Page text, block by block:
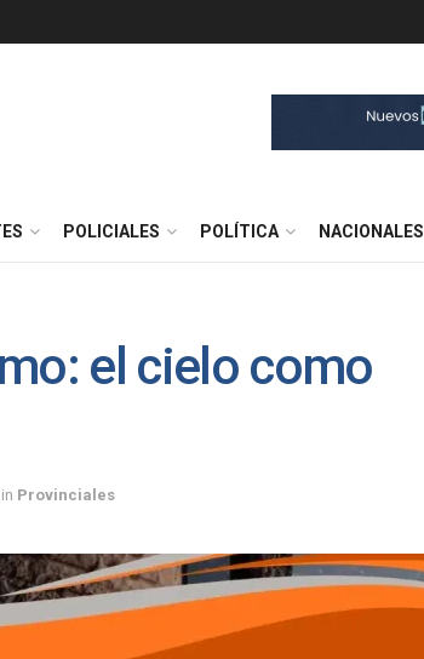
POLICIALES POLÍTICA NACIONALES
el cielo como
in Provinciales